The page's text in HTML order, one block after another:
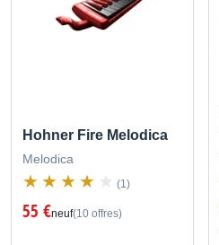
Hohner Fire Melodica
Melodica
(1)
55 €neuf(10 offres)